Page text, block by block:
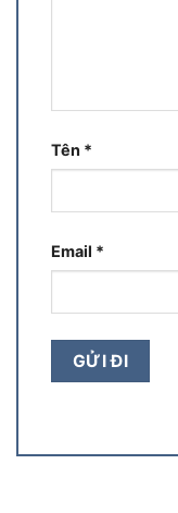
Tên *
Email *